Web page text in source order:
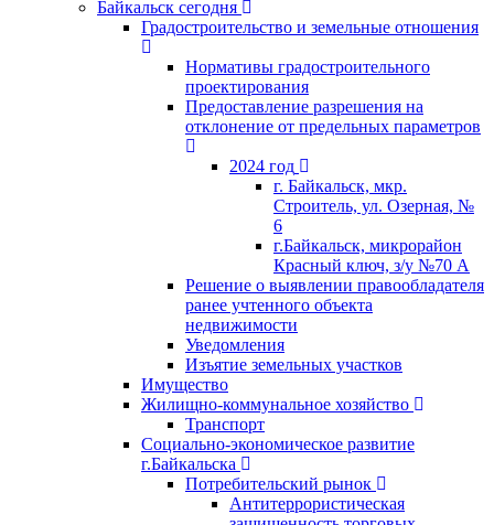
Байкальск сегодня
Градостроительство и земельные отношения
Нормативы градостроительного
проектирования
Предоставление разрешения на
отклонение от предельных параметров
2024 год
г. Байкальск, мкр.
Строитель, ул. Озерная, №
6
г.Байкальск, микрорайон
Красный ключ, з/у №70 А
Решение о выявлении правообладателя
ранее учтенного объекта
недвижимости
Уведомления
Изъятие земельных участков
Имущество
Жилищно-коммунальное хозяйство
Транспорт
Социально-экономическое развитие
г.Байкальска
Потребительский рынок
Антитеррористическая